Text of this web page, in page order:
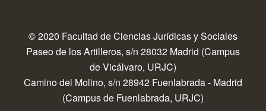
© 2020 Facultad de Ciencias Jurídicas y Sociales
Paseo de los Artilleros, s/n 28032 Madrid (Campus
de Vicálvaro, URJC)
Camino del Molino, s/n 28942 Fuenlabrada - Madrid
(Campus de Fuenlabrada, URJC)